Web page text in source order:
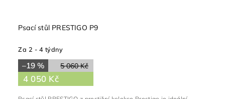
Psací stůl PRESTIGO P9
Za 2 - 4 týdny
5 060 Kč
–19 %
4 050 Kč